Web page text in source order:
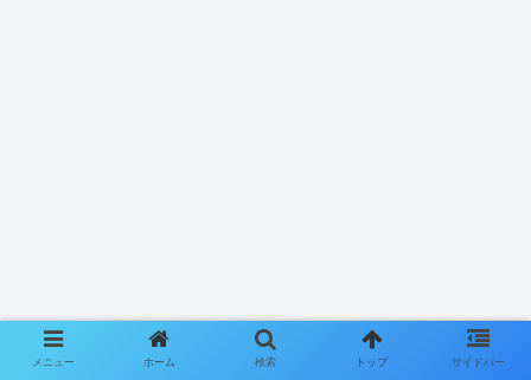
メニュー ホーム 検索 トップ サイドバー